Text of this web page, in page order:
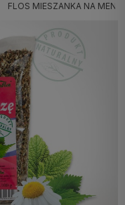
FLOS MIESZANKA NA